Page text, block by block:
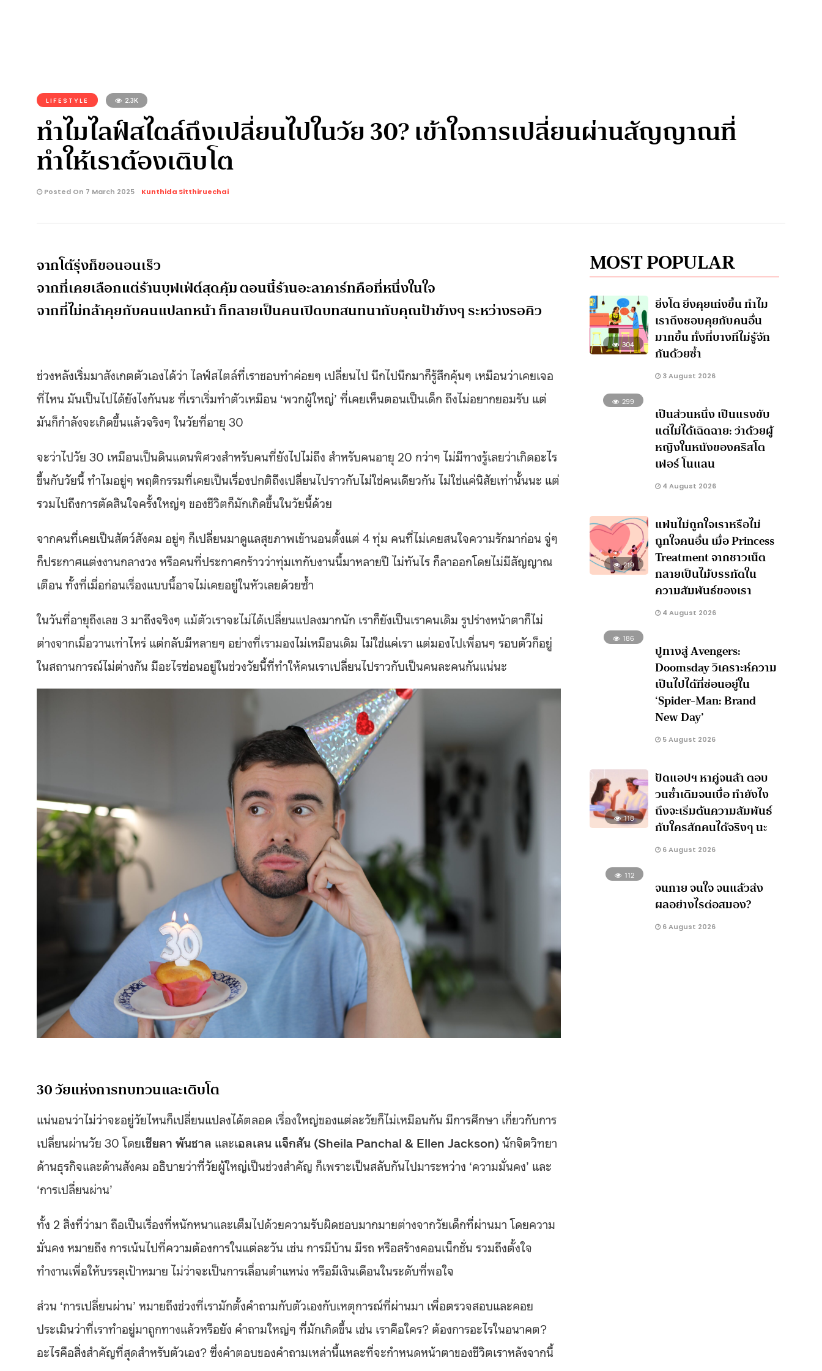
LIFESTYLE 2.3K
ทำไมไลฟ์สไตล์ถึงเปลี่ยนไปในวัย 30? เข้าใจการเปลี่ยนผ่านสัญญาณที่
ทำให้เราต้องเติบโต
Posted On 7 March 2025 Kunthida Sitthiruechai
จากโต้รุ่งก็ขอนอนเร็ว
จากที่เคยเลือกแต่ร้านบุฟเฟ่ต์สุดคุ้ม ตอนนี้ร้านอะลาคาร์ทคือที่หนึ่งในใจ
จากที่ไม่กล้าคุยกับคนแปลกหน้า ก็กลายเป็นคนเปิดบทสนทนากับคุณป้าข้างๆ ระหว่างรอคิว
ช่วงหลังเริ่มมาสังเกตตัวเองได้ว่า ไลฟ์สไตล์ที่เราชอบทำค่อยๆ เปลี่ยนไป นึกไปนึกมาก็รู้สึกคุ้นๆ เหมือนว่าเคยเจอ
ที่ไหน มันเป็นไปได้ยังไงกันนะ ที่เราเริ่มทำตัวเหมือน ‘พวกผู้ใหญ่’ ที่เคยเห็นตอนเป็นเด็ก ถึงไม่อยากยอมรับ แต่
มันก็กำลังจะเกิดขึ้นแล้วจริงๆ ในวัยที่อายุ 30
จะว่าไปวัย 30 เหมือนเป็นดินแดนพิศวงสำหรับคนที่ยังไปไม่ถึง สำหรับคนอายุ 20 กว่าๆ ไม่มีทางรู้เลยว่าเกิดอะไร
ขึ้นกับวัยนี้ ทำไมอยู่ๆ พฤติกรรมที่เคยเป็นเรื่องปกติถึงเปลี่ยนไปราวกับไม่ใช่คนเดียวกัน ไม่ใช่แค่นิสัยเท่านั้นนะ แต่
รวมไปถึงการตัดสินใจครั้งใหญ่ๆ ของชีวิตก็มักเกิดขึ้นในวัยนี้ด้วย
จากคนที่เคยเป็นสัตว์สังคม อยู่ๆ ก็เปลี่ยนมาดูแลสุขภาพเข้านอนตั้งแต่ 4 ทุ่ม คนที่ไม่เคยสนใจความรักมาก่อน จู่ๆ
ก็ประกาศแต่งงานกลางวง หรือคนที่ประกาศกร้าวว่าทุ่มเทกับงานนี้มาหลายปี ไม่ทันไร ก็ลาออกโดยไม่มีสัญญาณ
เตือน ทั้งที่เมื่อก่อนเรื่องแบบนี้อาจไม่เคยอยู่ในหัวเลยด้วยซ้ำ
ในวันที่อายุถึงเลข 3 มาถึงจริงๆ แม้ตัวเราจะไม่ได้เปลี่ยนแปลงมากนัก เราก็ยังเป็นเราคนเดิม รูปร่างหน้าตาก็ไม่
ต่างจากเมื่อวานเท่าไหร่ แต่กลับมีหลายๆ อย่างที่เรามองไม่เหมือนเดิม ไม่ใช่แค่เรา แต่มองไปเพื่อนๆ รอบตัวก็อยู่
ในสถานการณ์ไม่ต่างกัน มีอะไรซ่อนอยู่ในช่วงวัยนี้ที่ทำให้คนเราเปลี่ยนไปราวกับเป็นคนละคนกันแน่นะ
30 วัยแห่งการทบทวนและเติบโต
แน่นอนว่าไม่ว่าจะอยู่วัยไหนก็เปลี่ยนแปลงได้ตลอด เรื่องใหญ่ของแต่ละวัยก็ไม่เหมือนกัน มีการศึกษา เกี่ยวกับการ
เปลี่ยนผ่านวัย 30 โดยเชียลา พันชาล และเอลเลน แจ็กสัน (Sheila Panchal & Ellen Jackson) นักจิตวิทยา
ด้านธุรกิจและด้านสังคม อธิบายว่าที่วัยผู้ใหญ่เป็นช่วงสำคัญ ก็เพราะเป็นสลับกันไปมาระหว่าง ‘ความมั่นคง’ และ
‘การเปลี่ยนผ่าน’
ทั้ง 2 สิ่งที่ว่ามา ถือเป็นเรื่องที่หนักหนาและเต็มไปด้วยความรับผิดชอบมากมายต่างจากวัยเด็กที่ผ่านมา โดยความ
มั่นคง หมายถึง การเน้นไปที่ความต้องการในแต่ละวัน เช่น การมีบ้าน มีรถ หรือสร้างคอนเน็กชั่น รวมถึงตั้งใจ
ทำงานเพื่อให้บรรลุเป้าหมาย ไม่ว่าจะเป็นการเลื่อนตำแหน่ง หรือมีเงินเดือนในระดับที่พอใจ
ส่วน ‘การเปลี่ยนผ่าน’ หมายถึงช่วงที่เรามักตั้งคำถามกับตัวเองกับเหตุการณ์ที่ผ่านมา เพื่อตรวจสอบและคอย
ประเมินว่าที่เราทำอยู่มาถูกทางแล้วหรือยัง คำถามใหญ่ๆ ที่มักเกิดขึ้น เช่น เราคือใคร? ต้องการอะไรในอนาคต?
อะไรคือสิ่งสำคัญที่สุดสำหรับตัวเอง? ซึ่งคำตอบของคำถามเหล่านี้แหละที่จะกำหนดหน้าตาของชีวิตเราหลังจากนี้
MOST POPULAR
304
ยิ่งโต ยิ่งคุยเก่งขึ้น ทำไม
เราถึงชอบคุยกับคนอื่น
มากขึ้น ทั้งที่บางทีไม่รู้จัก
กันด้วยซ้ำ
3 August 2026
299
เป็นส่วนหนึ่ง เป็นแรงขับ
แต่ไม่ได้เฉิดฉาย: ว่าด้วยผู้
หญิงในหนังของคริสโต
เฟอร์ โนแลน
4 August 2026
219
แฟนไม่ถูกใจเราหรือไม่
ถูกใจคนอื่น เมื่อ Princess
Treatment จากชาวเน็ต
กลายเป็นไม้บรรทัดใน
ความสัมพันธ์ของเรา
4 August 2026
186
ปูทางสู่ Avengers:
Doomsday วิเคราะห์ความ
เป็นไปได้ที่ซ่อนอยู่ใน
‘Spider-Man: Brand
New Day’
5 August 2026
118
ปัดแอปฯ หาคู่จนล้า ตอบ
วนซ้ำเดิมจนเบื่อ ทำยังไง
ถึงจะเริ่มต้นความสัมพันธ์
กับใครสักคนได้จริงๆ นะ
6 August 2026
112
จนกาย จนใจ จนแล้วส่ง
ผลอย่างไรต่อสมอง?
6 August 2026